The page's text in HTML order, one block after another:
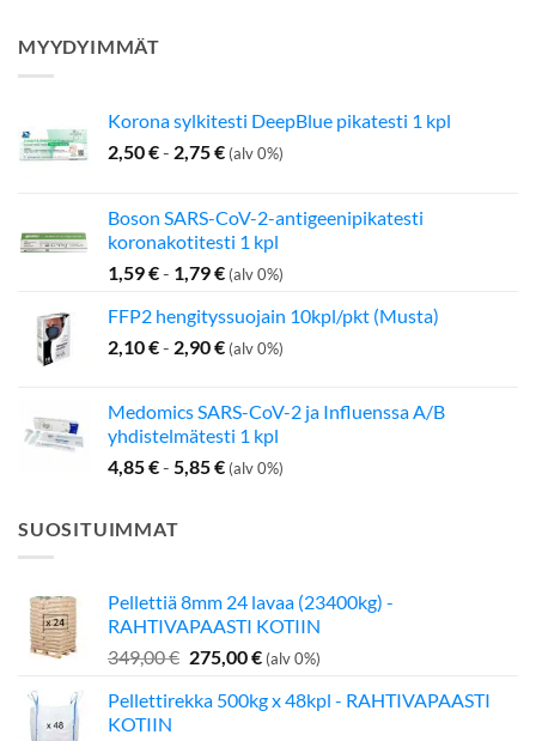
MYYDYIMMÄT
Korona sylkitesti DeepBlue pikatesti 1 kpl
2,50€- 2,75€ (alv 0%)
Boson SARS-CoV-2-antigeenipikatesti
koronakotitesti 1 kpl
1,59€- 1,79€ (alv 0%)
FFP2 hengityssuojain 10kpl/pkt (Musta)
2,10€- 2,90€ (alv 0%)
Medomics SARS-CoV-2 ja Influenssa A/B
yhdistelmätesti 1 kpl
4,85€- 5,85€ (alv 0%)
SUOSITUIMMAT
Pellettiä 8mm 24 lavaa (23400kg) -
RAHTIVAPAASTI KOTIIN
349,00€ Alkuperäinen
oli:
275,00€Nykyinen
on:
(alv 0%)
Pellettirekka 500kg x 48kpl - RAHTIVAPAASTI
KOTIIN